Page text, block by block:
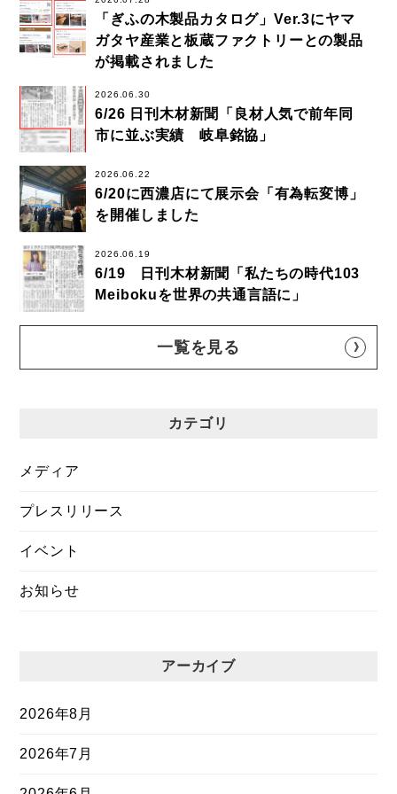
「ぎふの木製品カタログ」Ver.3にヤマ
ガタヤ産業と板蔵ファクトリーとの製品
が掲載されました
2026.06.30
6/26 日刊木材新聞「良材人気で前年同
市に並ぶ実績 岐阜銘協」
2026.06.22
6/20に西濃店にて展示会「有為転変博」
を開催しました
2026.06.19
6/19 日刊木材新聞「私たちの時代103
Meibokuを世界の共通言語に」
一覧を見る
カテゴリ
メディア
プレスリリース
イベント
お知らせ
アーカイブ
2026年8月
2026年7月